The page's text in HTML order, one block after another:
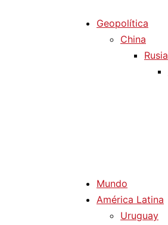
Geopolítica
China
Rusia
Mundo
América Latina
Uruguay